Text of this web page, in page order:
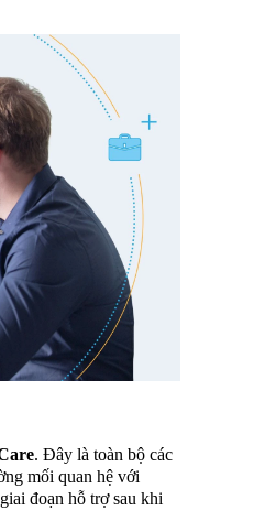
. Đây là toàn bộ các
mối quan hệ với
đoạn hỗ trợ sau khi